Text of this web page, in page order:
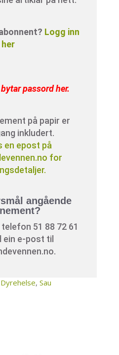
Logg inn
her
passord her.
på papir er
inkludert.
en epost på
for
angående
51 88 72 61
ein e-post til
Dyrehelse, Sau